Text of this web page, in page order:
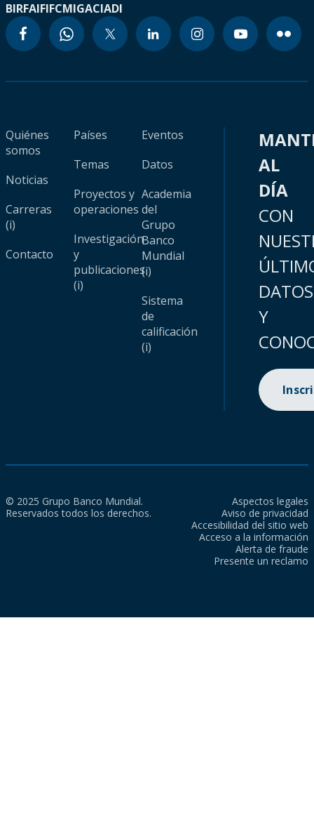
BIRFAIFIFCMIGACIADI
Quiénes
somos
Noticias
Carreras
(i)
Contacto
Países
Temas
Proyectos y
operaciones
Investigación
y
publicaciones
(i)
Eventos
Datos
Academia
del
Grupo
Banco
Mundial
(i)
Sistema
de
calificación
(i)
AL
DÍA
CON
DATOS
Y
© 2025 Grupo Banco Mundial.
Reservados todos los derechos.
Aspectos legales
Aviso de privacidad
Accesibilidad del sitio web
Acceso a la información
Alerta de fraude
Presente un reclamo